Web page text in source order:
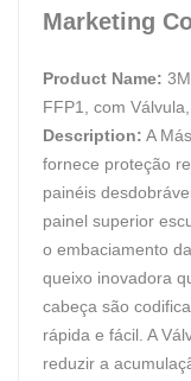
Marketing
Product Name:
FFP1, com
Description: A
fornece proteção
painéis
painel superior
o embaciamento
queixo inovadora
cabeça são
rápida e fácil. A
reduzir a